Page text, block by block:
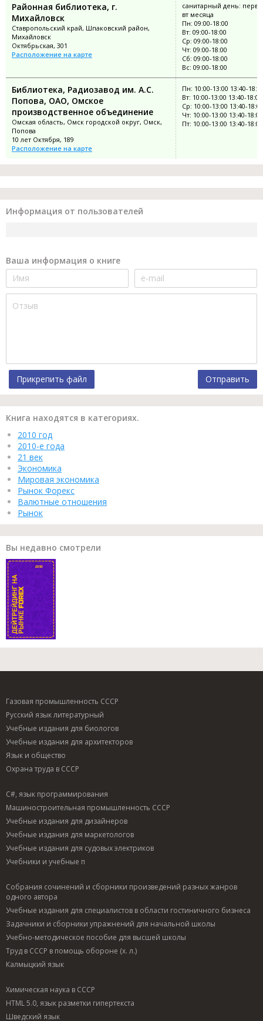
Районная библиотека, г.
Михайловск
Ставропольский край, Шпаковский район,
Михайловск
Октябрьская, 301
Расположение на карте
санитарный день:
вт месяца
Пн: 09:00-18:00
Вт: 09:00-18:00
Ср: 09:00-18:00
Чт: 09:00-18:00
Сб: 09:00-18:00
Вс: 09:00-18:00
Библиотека, Радиозавод им. А.С.
Попова, ОАО, Омское
производственное объединение
Омская область, Омск городской округ, Омск,
Попова
10 лет Октября, 189
Расположение на карте
Пн: 10:00-13:00 13:40-
Вт: 10:00-13:00 13:40-18:00
Ср: 10:00-13:00 13:40-18:00
Чт: 10:00-13:00 13:40-18:00
Пт: 10:00-13:00 13:40-18:00
Информация от пользователей
Ваша информация о книге
Прикрепить файл Отправить
Книга находятся в категориях.
2010 год
2010-е года
21 век
Экономика
Мировая экономика
Рынок Форекс
Валютные отношения
Рынок
Вы недавно смотрели
Газовая промышленность СССР
Русский язык литературный
Учебные издания для биологов
Учебные издания для архитекторов
Язык и общество
Охрана труда в СССР
C#, язык программирования
Машиностроительная промышленность СССР
Учебные издания для дизайнеров
Учебные издания для маркетологов
Учебные издания для судовых электриков
Учебники и учебные п
Собрания сочинений и сборники произведений разных жанров
одного автора
Учебные издания для специалистов в области гостиничного бизнеса
Задачники и сборники упражнений для начальной школы
Учебно-методическое пособие для высшей школы
Труд в СССР в помощь обороне (х. л.)
Калмыцкий язык
Химическая наука в СССР
HTML 5.0, язык разметки гипертекста
Шведский язык